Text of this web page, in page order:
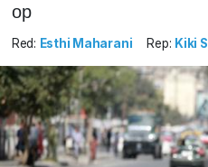
op
Red: Esthi Maharani Rep: Kiki